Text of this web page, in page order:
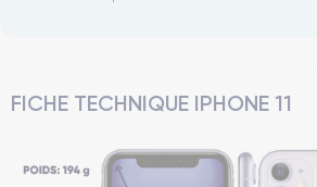
FICHE TECHNIQUE IPHONE 11